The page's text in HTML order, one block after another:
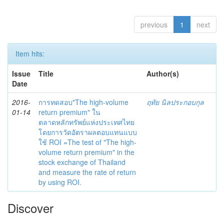
previous 1 next
Item hits:
Issue
Date
Title Author(s)
2016-
01-14
การทดสอบ"The high-volume
return premium" ใน
ตลาดหลักทรัพย์แห่งประเทศไทย
โดยการวัดอัตราผลตอบแทนแบบ
ใช้ ROI =The test of "The high-
volume return premium" in the
stock exchange of Thailand
and measure the rate of return
by using ROI.
ฤทัย นิลประกอบกุล
Discover